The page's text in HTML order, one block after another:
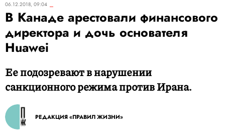
06.12.2018, 09:04
В Канаде арестовали финансового
директора и дочь основателя
Huawei
Ее подозревают в нарушении
санкционного режима против Ирана.
РЕДАКЦИЯ «ПРАВИЛ ЖИЗНИ»